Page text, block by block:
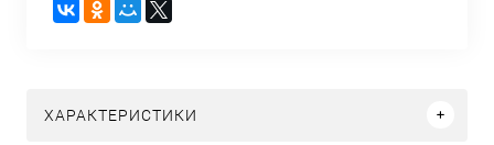
ХАРАКТЕРИСТИКИ